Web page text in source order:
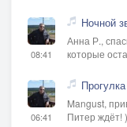
08:41
Ночной
Анна Р.,
которые
06:41
Mangust,
Питер ждёт! )